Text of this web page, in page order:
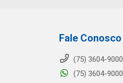
Fale Conosco
(75) 3604-9000
(75) 3604-9000